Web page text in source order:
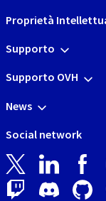
Proprietà
Supporto
Supporto OVH
News
Social network